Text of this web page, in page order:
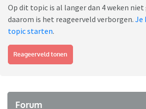
Op dit topic is al langer dan 4 weken niet
daarom is het reageerveld verborgen. Je
topic starten.
Reageerveld tonen
Forum